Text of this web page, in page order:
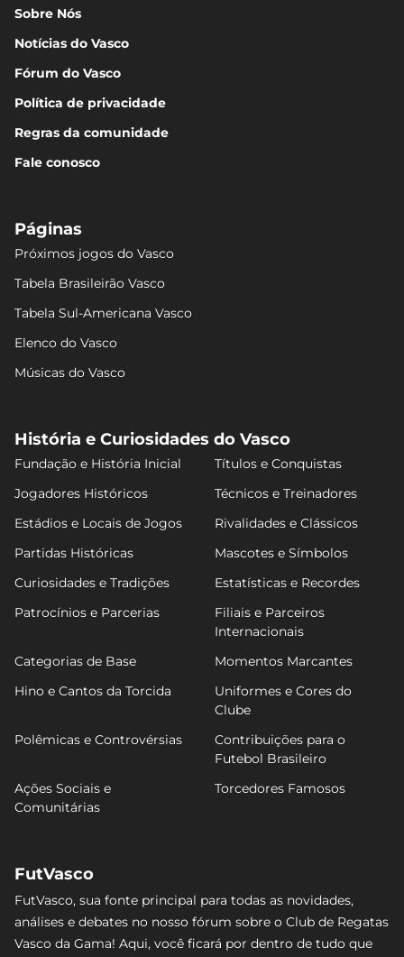
Sobre Nós
Notícias do Vasco
Fórum do Vasco
Política de privacidade
Regras da comunidade
Fale conosco
Páginas
Próximos jogos do Vasco
Tabela Brasileirão Vasco
Tabela Sul-Americana Vasco
Elenco do Vasco
Músicas do Vasco
História e Curiosidades do Vasco
Fundação e História Inicial
Títulos e Conquistas
Jogadores Históricos
Técnicos e Treinadores
Estádios e Locais de Jogos
Rivalidades e Clássicos
Partidas Históricas
Mascotes e Símbolos
Curiosidades e Tradições
Estatísticas e Recordes
Patrocínios e Parcerias
Filiais e Parceiros
Internacionais
Categorias de Base
Momentos Marcantes
Hino e Cantos da Torcida
Uniformes e Cores do
Clube
Polêmicas e Controvérsias
Contribuições para o
Futebol Brasileiro
Ações Sociais e
Comunitárias
Torcedores Famosos
FutVasco
FutVasco, sua fonte principal para todas as novidades,
análises e debates no nosso fórum sobre o Club de Regatas
Vasco da Gama! Aqui, você ficará por dentro de tudo que